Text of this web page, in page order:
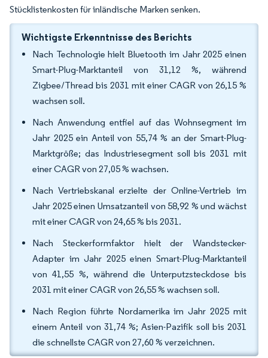
Stücklistenkosten für inländische Marken senken.
Wichtigste Erkenntnisse des Berichts
Nach Technologie hielt Bluetooth im Jahr 2025 einen
Smart-Plug-Marktanteil von 31,12 %, während
Zigbee/Thread bis 2031 mit einer CAGR von 26,15 %
wachsen soll.
Nach Anwendung entfiel auf das Wohnsegment im
Jahr 2025 ein Anteil von 55,74 % an der Smart-Plug-
Marktgröße; das Industriesegment soll bis 2031 mit
einer CAGR von 27,05 % wachsen.
Nach Vertriebskanal erzielte der Online-Vertrieb im
Jahr 2025 einen Umsatzanteil von 58,92 % und wächst
mit einer CAGR von 24,65 % bis 2031.
Nach Steckerformfaktor hielt der Wandstecker-
Adapter im Jahr 2025 einen Smart-Plug-Marktanteil
von 41,55 %, während die Unterputzsteckdose bis
2031 mit einer CAGR von 26,55 % wachsen soll.
Nach Region führte Nordamerika im Jahr 2025 mit
einem Anteil von 31,74 %; Asien-Pazifik soll bis 2031
die schnellste CAGR von 27,60 % verzeichnen.